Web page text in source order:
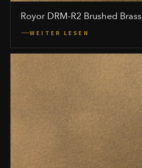
Royor DRM-R2 Brushed Brass
WEITER LESEN